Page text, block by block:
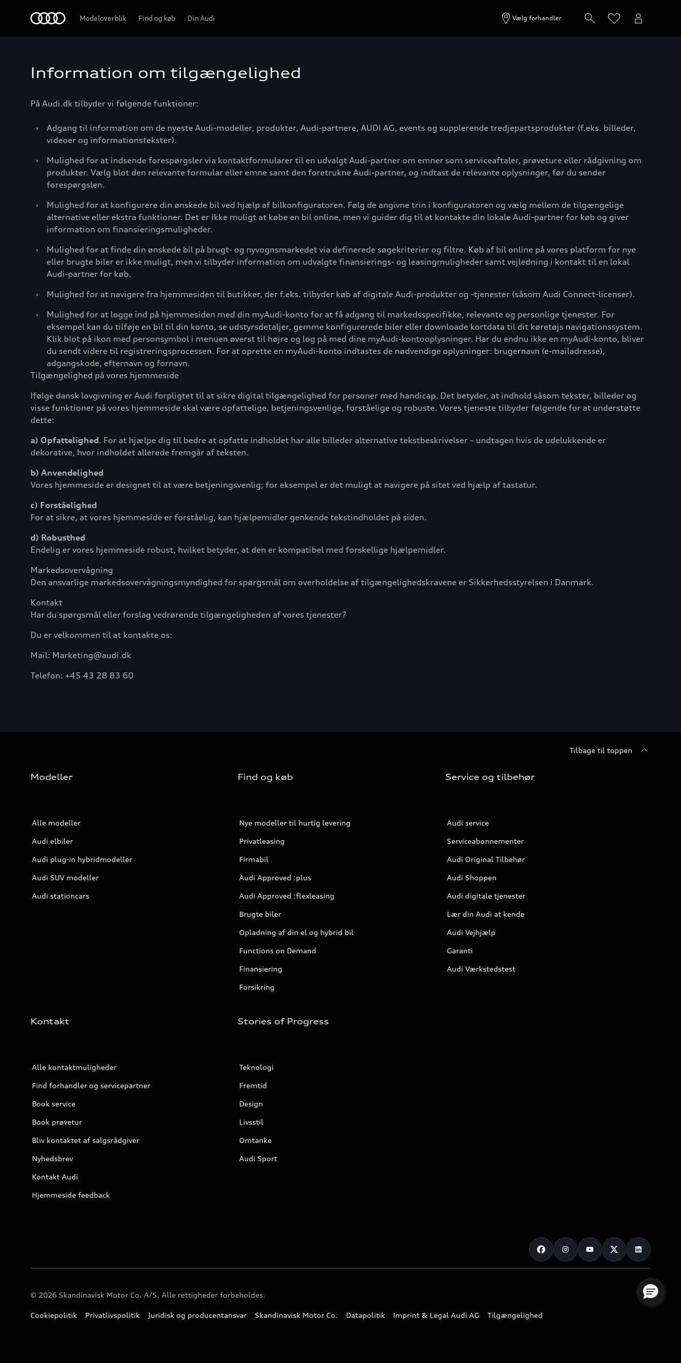
Modeloverblik Find og køb Din Audi Vælg forhandler
Information om tilgængelighed
På Audi.dk tilbyder vi følgende funktioner:
›
Adgang til information om de nyeste Audi-modeller, produkter, Audi-partnere, AUDI AG, events og supplerende tredjepartsprodukter (f.eks. billeder,
videoer og informationstekster).
›
Mulighed for at indsende forespørgsler via kontaktformularer til en udvalgt Audi-partner om emner som serviceaftaler, prøveture eller rådgivning om
produkter. Vælg blot den relevante formular eller emne samt den foretrukne Audi-partner, og indtast de relevante oplysninger, før du sender
forespørgslen.
›
Mulighed for at konfigurere din ønskede bil ved hjælp af bilkonfiguratoren. Følg de angivne trin i konfiguratoren og vælg mellem de tilgængelige
alternative eller ekstra funktioner. Det er ikke muligt at købe en bil online, men vi guider dig til at kontakte din lokale Audi-partner for køb og giver
information om finansieringsmuligheder.
›
Mulighed for at finde din ønskede bil på brugt- og nyvognsmarkedet via definerede søgekriterier og filtre. Køb af bil online på vores platform for nye
eller brugte biler er ikke muligt, men vi tilbyder information om udvalgte finansierings- og leasingmuligheder samt vejledning i kontakt til en lokal
Audi-partner for køb.
›
Mulighed for at navigere fra hjemmesiden til butikker, der f.eks. tilbyder køb af digitale Audi-produkter og -tjenester (såsom Audi Connect-licenser).
›
Mulighed for at logge ind på hjemmesiden med din myAudi-konto for at få adgang til markedsspecifikke, relevante og personlige tjenester. For
eksempel kan du tilføje en bil til din konto, se udstyrsdetaljer, gemme konfigurerede biler eller downloade kortdata til dit køretøjs navigationssystem.
Klik blot på ikon med personsymbol i menuen øverst til højre og log på med dine myAudi-kontooplysninger. Har du endnu ikke en myAudi-konto, bliver
du sendt videre til registreringsprocessen. For at oprette en myAudi-konto indtastes de nødvendige oplysninger: brugernavn (e-mailadresse),
adgangskode, efternavn og fornavn.
Tilgængelighed på vores hjemmeside
Ifølge dansk lovgivning er Audi forpligtet til at sikre digital tilgængelighed for personer med handicap. Det betyder, at indhold såsom tekster, billeder og
visse funktioner på vores hjemmeside skal være opfattelige, betjeningsvenlige, forståelige og robuste. Vores tjeneste tilbyder følgende for at understøtte
dette:
a) Opfattelighed. For at hjælpe dig til bedre at opfatte indholdet har alle billeder alternative tekstbeskrivelser – undtagen hvis de udelukkende er
dekorative, hvor indholdet allerede fremgår af teksten.
b) Anvendelighed
Vores hjemmeside er designet til at være betjeningsvenlig; for eksempel er det muligt at navigere på sitet ved hjælp af tastatur.
c) Forståelighed
For at sikre, at vores hjemmeside er forståelig, kan hjælpemidler genkende tekstindholdet på siden.
d) Robusthed
Endelig er vores hjemmeside robust, hvilket betyder, at den er kompatibel med forskellige hjælpemidler.
Markedsovervågning
Den ansvarlige markedsovervågningsmyndighed for spørgsmål om overholdelse af tilgængelighedskravene er Sikkerhedsstyrelsen i Danmark.
Kontakt
Har du spørgsmål eller forslag vedrørende tilgængeligheden af vores tjenester?
Du er velkommen til at kontakte os:
Mail: Marketing@audi.dk
Telefon: +45 43 28 83 60
Tilbage til toppen
Modeller
Alle modeller
Audi elbiler
Audi plug-in hybridmodeller
Audi SUV modeller
Audi stationcars
Find og køb
Nye modeller til hurtig levering
Privatleasing
Firmabil
Audi Approved :plus
Audi Approved :flexleasing
Brugte biler
Opladning af din el og hybrid bil
Functions on Demand
Finansiering
Forsikring
Service og tilbehør
Audi service
Serviceabonnementer
Audi Original Tilbehør
Audi Shoppen
Audi digitale tjenester
Lær din Audi at kende
Audi Vejhjælp
Garanti
Audi Værkstedstest
Kontakt
Alle kontaktmuligheder
Find forhandler og servicepartner
Book service
Book prøvetur
Bliv kontaktet af salgsrådgiver
Nyhedsbrev
Kontakt Audi
Hjemmeside feedback
Stories of Progress
Teknologi
Fremtid
Design
Livsstil
Omtanke
Audi Sport
© 2026 Skandinavisk Motor Co. A/S. Alle rettigheder forbeholdes.
Cookiepolitik Privatlivspolitik Juridisk og producentansvar Skandinavisk Motor Co. Datapolitik Imprint & Legal Audi AG Tilgængelighed